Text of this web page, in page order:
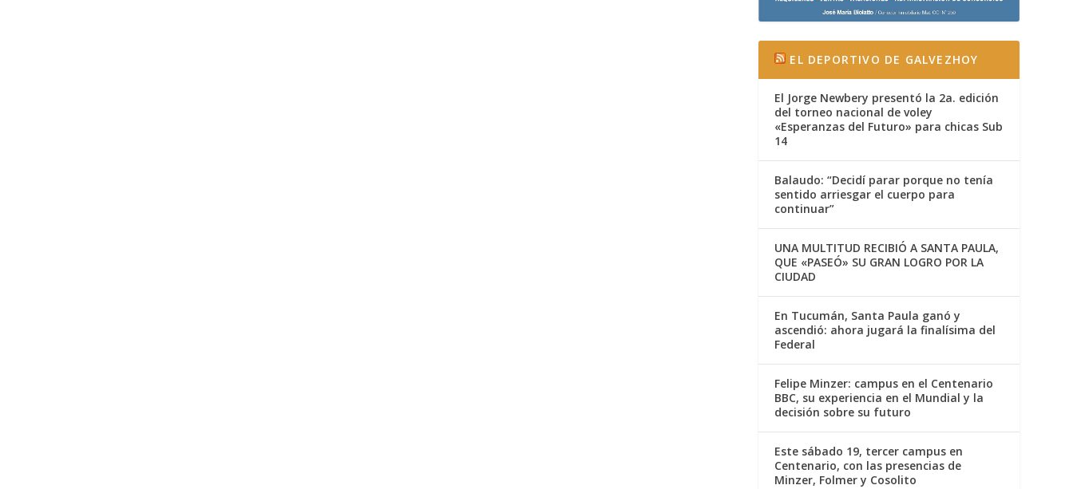
EL DEPORTIVO DE GALVEZHOY
El Jorge Newbery presentó la 2a. edición
del torneo nacional de voley
«Esperanzas del Futuro» para chicas Sub
14
Balaudo: “Decidí parar porque no tenía
sentido arriesgar el cuerpo para
continuar”
UNA MULTITUD RECIBIÓ A SANTA PAULA,
QUE «PASEÓ» SU GRAN LOGRO POR LA
CIUDAD
En Tucumán, Santa Paula ganó y
ascendió: ahora jugará la finalísima del
Federal
Felipe Minzer: campus en el Centenario
BBC, su experiencia en el Mundial y la
decisión sobre su futuro
Este sábado 19, tercer campus en
Centenario, con las presencias de
Minzer, Folmer y Cosolito